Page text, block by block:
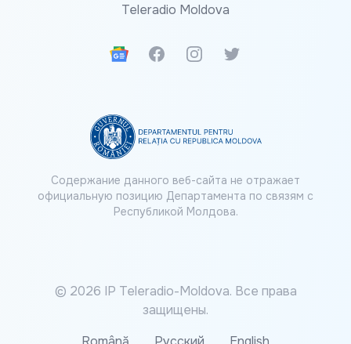
Teleradio Moldova
Google News
FacebookInstagramTwitter
Содержание данного веб-сайта не отражает
официальную позицию Департамента по связям с
Республикой Молдова.
© 2026 IP Teleradio-Moldova. Все права
защищены.